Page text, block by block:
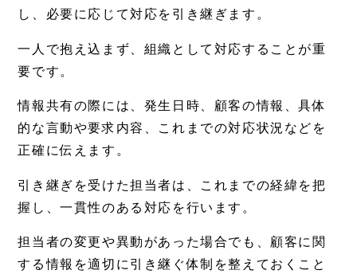
し、必要に応じて対応を引き継ぎます。
一人で抱え込まず、組織として対応することが重
要です。
情報共有の際には、発生日時、顧客の情報、具体
的な言動や要求内容、これまでの対応状況などを
正確に伝えます。
引き継ぎを受けた担当者は、これまでの経緯を把
握し、一貫性のある対応を行います。
担当者の変更や異動があった場合でも、顧客に関
する情報を適切に引き継ぐ体制を整えておくこと